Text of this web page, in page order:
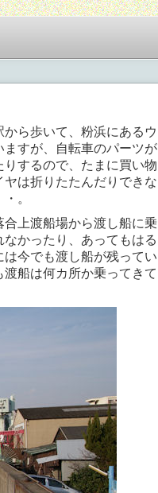
ら歩いて、粉浜にあるウ
すが、自転車のパーツが
するので、たまに買い物
は折りたたんだりできな
。
上渡船場から渡し船に乗
かったり、あってもはる
今でも渡し船が残ってい
船は何カ所か乗ってきて